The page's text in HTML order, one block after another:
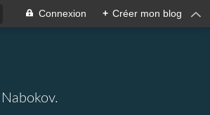
Connexion + Créer mon blog